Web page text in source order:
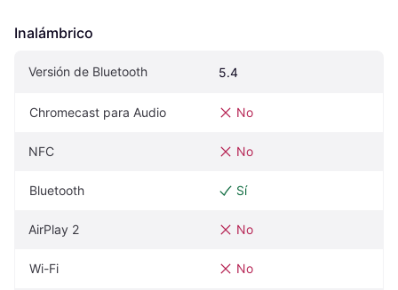
Inalámbrico
Versión de Bluetooth 5.4
Chromecast para Audio No
NFC No
Bluetooth Sí
AirPlay 2 No
Wi-Fi No